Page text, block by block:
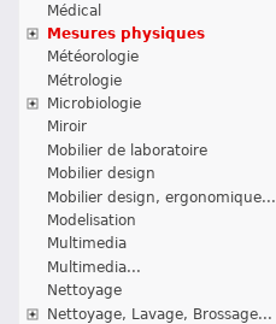
Médical
Mesures physiques
Météorologie
Métrologie
Microbiologie
Miroir
Mobilier de laboratoire
Mobilier design
Mobilier design, ergonomique...
Modelisation
Multimedia
Multimedia...
Nettoyage
Nettoyage, Lavage, Brossage...